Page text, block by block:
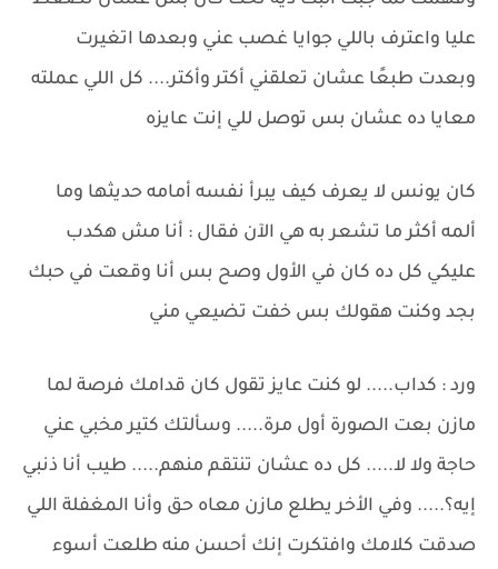
عليا واعترف باللي جوايا غصب عني وبعدها اتغيرت
وبعدت طبعًا عشان تعلقني أكتر وأكتر.... كل اللي عملته
معايا ده عشان بس توصل للي إنت عايزه
كان يونس لا يعرف كيف يبرأ نفسه أمامه حديثها وما
ألمه أكثر ما تشعر به هي الآن فقال : أنا مش هكدب
عليكي كل ده كان في الأول وصح بس أنا وقعت في حبك
بجد وكنت هقولك بس خفت تضيعي مني
ورد : كداب..... لو كنت عايز تقول كان قدامك فرصة لما
مازن بعت الصورة أول مرة..... وسألتك كتير مخبي عني
حاجة ولا لا..... كل ده عشان تنتقم منهم..... طيب أنا ذنبي
إيه؟..... وفي الأخر يطلع مازن معاه حق وأنا المغفلة اللي
صدقت كلامك وافتكرت إنك أحسن منه طلعت أسوء